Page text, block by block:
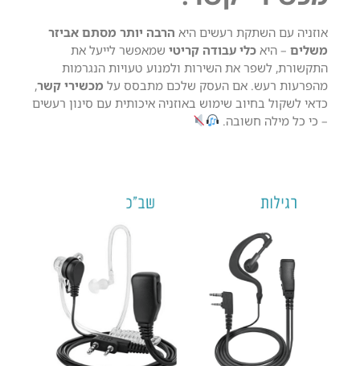
אוזניה עם השתקת רעשים היא הרבה יותר מסתם אביזר
משלים – היא כלי עבודה קריטי שמאפשר לייעל את
התקשורת, לשפר את השירות ולמנוע טעויות הנגרמות
מהפרעות רעש. אם העסק שלכם מתבסס על מכשירי קשר,
כדאי לשקול בחיוב שימוש באוזניה איכותית עם סינון רעשים
– כי כל מילה חשובה.